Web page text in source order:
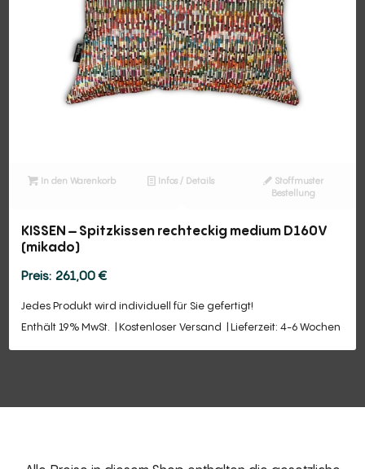
In den Warenkorb Infos / Details
Stoffmuster
Bestellung
KISSEN – Spitzkissen rechteckig medium D160V
(mikado)
261,00€
Jedes Produkt wird individuell für Sie gefertigt!
Enthält 19% MwSt.
Kostenloser Versand Lieferzeit: 4-6 Wochen